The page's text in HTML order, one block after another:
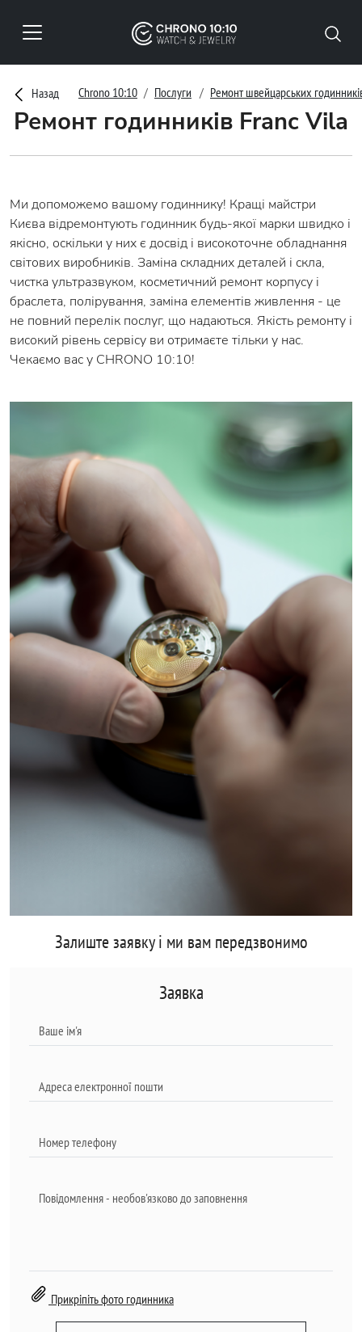
Назад Chrono 10:10 Послуги Ремонт швейцарських
Ремонт годинників Franc Vila
Ми допоможемо вашому годиннику! Кращі майстри
Києва відремонтують годинник будь-якої марки швидко і
якісно, оскільки у них є досвід і високоточне обладнання
світових виробників. Заміна складних деталей і скла,
чистка ультразвуком, косметичний ремонт корпусу і
браслета, полірування, заміна елементів живлення - це
не повний перелік послуг, що надаються. Якість ремонту і
високий рівень сервісу ви отримаєте тільки у нас.
Чекаємо вас у CHRONO 10:10!
Залиште заявку і ми вам передзвонимо
Заявка
Прикріпіть фото годинника